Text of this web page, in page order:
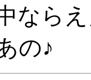
なら
の♪